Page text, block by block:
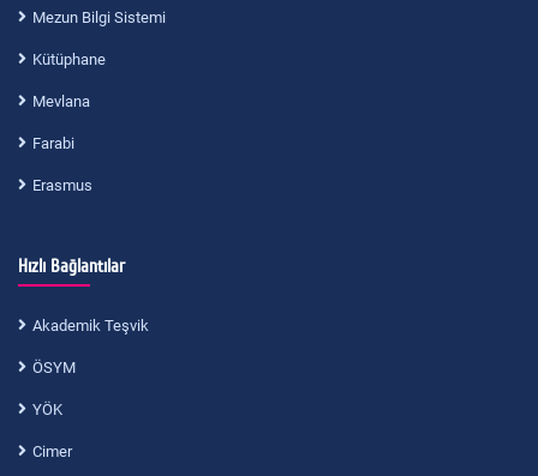
Mezun Bilgi Sistemi
Kütüphane
Mevlana
Farabi
Erasmus
Hızlı Bağlantılar
Akademik Teşvik
ÖSYM
YÖK
Cimer